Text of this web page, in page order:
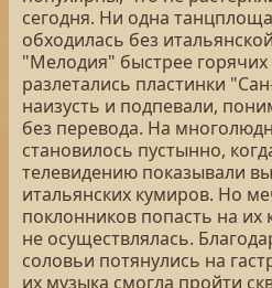
сегодня. Ни одна
обходилась без
"Мелодия" быстрее
разлетались пластинки
наизусть и подпевали,
без перевода. На
становилось пустынно,
телевидению показывали
итальянских кумиров. Но
поклонников попасть на их
не осуществлялась.
соловьи потянулись на
их музыка смогла пройти